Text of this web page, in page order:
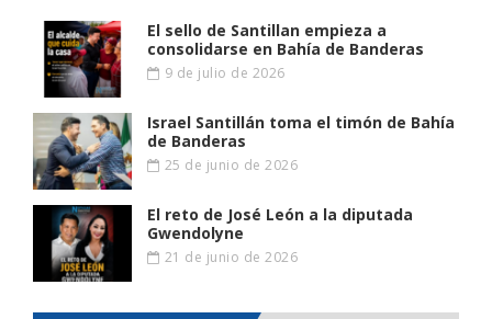
El sello de Santillan empieza a
consolidarse en Bahía de Banderas
9 de julio de 2026
Israel Santillán toma el timón de Bahía
de Banderas
25 de junio de 2026
El reto de José León a la diputada
Gwendolyne
21 de junio de 2026